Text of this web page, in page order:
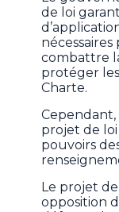
de loi
combattre
protéger
Charte.
projet de
pouvoirs
Le projet
opposition